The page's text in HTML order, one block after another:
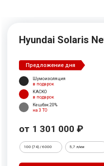
Hyundai Solaris
Предложение дня
Шумоизоляция
в подарок
КАСКО
в подарок
Кешбэк 20%
на 3 ТО
от 1 301 000 ₽
100 (74) / 6000 5,7 л/км